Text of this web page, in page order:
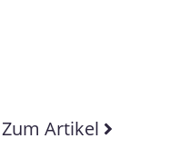
Zum Artikel